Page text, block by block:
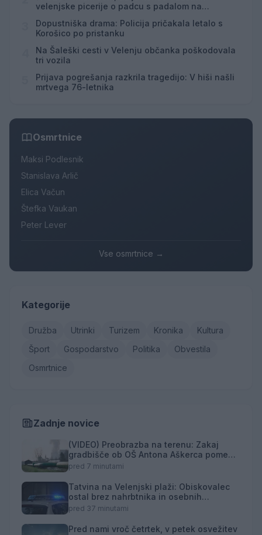
velenjske picerije o padcu s padalom na
Dopustniška drama: Policija pričakala letalo s
Korošico po pristanku
Na Šaleški cesti v Velenju občanka poškodovala
tri vozila
Prijava pogrešanja razkrila tragedijo: V hiši našli
mrtvega 76-letnika
Osmrtnice
Maksi Podlesnik
Stanislava Arlič
Elica Vačun
Štefka Vaukan
Peter Lever
Vse osmrtnice →
Kategorije
Družba Utrinki Turizem Kronika
Kultura
Šport
Gospodarstvo Politika
Obvestila
Osmrtnice
Zadnje novice
(VIDEO) Preobrazba na terenu: Zakaj
gradbišče ob OŠ Antona Aškerca pomeni
naložbo v prihodnost?
pred 7 minutami
Tatvina na Velenjski plaži: Obiskovalec
ostal brez nahrbtnika in osebnih
predmetov
pred 37 minutami
Pred nami vroč četrtek, v petek osvežitev